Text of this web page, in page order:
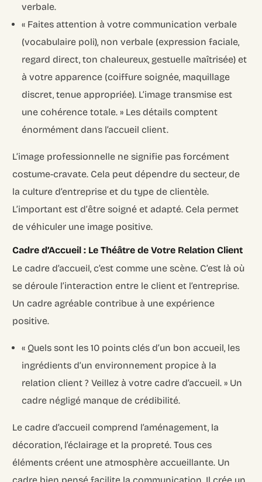
verbale.
« Faites attention à votre communication verbale
(vocabulaire poli), non verbale (expression faciale,
regard direct, ton chaleureux, gestuelle maîtrisée) et
à votre apparence (coiffure soignée, maquillage
discret, tenue appropriée). L’image transmise est
une cohérence totale. » Les détails comptent
énormément dans l’accueil client.
L’image professionnelle ne signifie pas forcément
costume-cravate. Cela peut dépendre du secteur, de
la culture d’entreprise et du type de clientèle.
L’important est d’être soigné et adapté. Cela permet
de véhiculer une image positive.
Cadre d’Accueil : Le Théâtre de Votre Relation Client
Le cadre d’accueil, c’est comme une scène. C’est là où
se déroule l’interaction entre le client et l’entreprise.
Un cadre agréable contribue à une expérience
positive.
« Quels sont les 10 points clés d’un bon accueil, les
ingrédients d’un environnement propice à la
relation client ? Veillez à votre cadre d’accueil. » Un
cadre négligé manque de crédibilité.
Le cadre d’accueil comprend l’aménagement, la
décoration, l’éclairage et la propreté. Tous ces
éléments créent une atmosphère accueillante. Un
cadre bien pensé facilite la communication. Il crée un